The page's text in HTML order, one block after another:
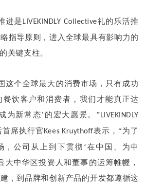
进是 LIVEKINDLY Collective礼的乐活推
指导原则，进入全球最具有影响力的
关键支柱。
这个全球最大的消费市场，只有成功
饮客户和消费者，我们才能真正达
为新常态’的宏大愿景。”LIVEKINDLY
首席执行官 Kees Kruythoff表示，“为了
，公司从上到下贯彻‘在中国、为中
大中华区投资人和董事的运筹帷幄，
，到品牌和创新产品的开发都遵循这